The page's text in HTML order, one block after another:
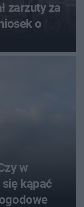
zarzuty za
o
w
kąpać